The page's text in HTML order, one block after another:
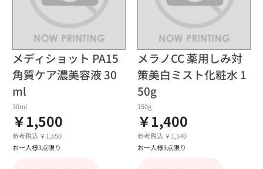
メディショット PA15
角質ケア濃美容液 30
ml
30ml
￥1,500
参考税込 ￥1,650
お一人様3点限り
メラノCC 薬用しみ対
策美白ミスト化粧水 1
50g
150g
￥1,400
参考税込 ￥1,540
お一人様3点限り